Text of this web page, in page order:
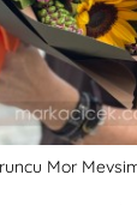
Mor